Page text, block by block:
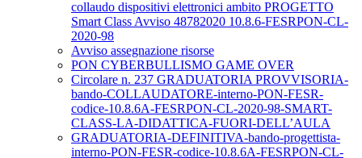
collaudo dispositivi elettronici ambito PROGETTO
Smart Class Avviso 48782020 10.8.6-FESRPON-CL-
2020-98
Avviso assegnazione risorse
PON CYBERBULLISMO GAME OVER
Circolare n. 237 GRADUATORIA PROVVISORIA-
bando-COLLAUDATORE-interno-PON-FESR-
codice-10.8.6A-FESRPON-CL-2020-98-SMART-
CLASS-LA-DIDATTICA-FUORI-DELL’AULA
GRADUATORIA-DEFINITIVA-bando-progettista-
interno-PON-FESR-codice-10.8.6A-FESRPON-CL-